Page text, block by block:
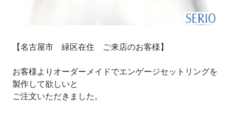
【名古屋市 緑区在住 ご来店のお客様】
お客様よりオーダーメイドでエンゲージセットリングを
製作して欲しいと
ご注文いただきました。